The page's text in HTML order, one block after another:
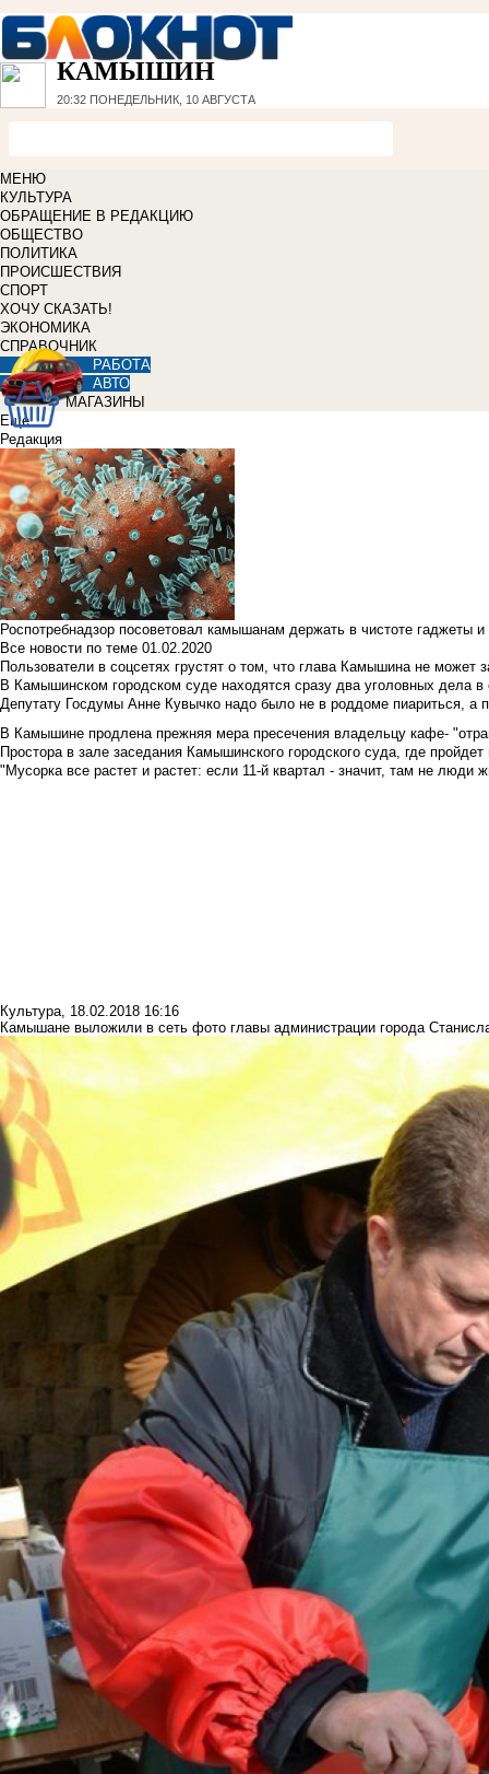
КАМЫШИН
20:32 ПОНЕДЕЛЬНИК, 10 АВГУСТА
МЕНЮ
КУЛЬТУРА
ОБРАЩЕНИЕ В РЕДАКЦИЮ
ОБЩЕСТВО
ПОЛИТИКА
ПРОИСШЕСТВИЯ
СПОРТ
ХОЧУ СКАЗАТЬ!
ЭКОНОМИКА
СПРАВОЧНИК
РАБОТА
АВТО
МАГАЗИНЫ
Еще
Редакция
Роспотребнадзор посоветовал камышанам держать в чистоте гаджеты
Все новости по теме 01.02.2020
Пользователи в соцсетях грустят о том, что глава Камышина не может
В Камышинском городском суде находятся сразу два уголовных дела
Депутату Госдумы Анне Кувычко надо было не в роддоме пиариться, а
В Камышине продлена прежняя мера пресечения владельцу кафе-
Простора в зале заседания Камышинского городского суда, где
"Мусорка все растет и растет: если 11-й квартал - значит, там не люди
Культура, 18.02.2018 16:16
Камышане выложили в сеть фото главы администрации города